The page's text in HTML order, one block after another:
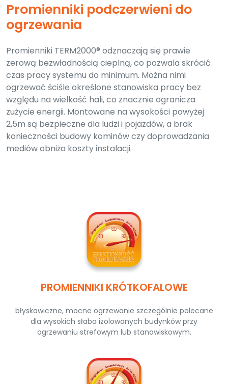
Promienniki podczerwieni do
ogrzewania
Promienniki TERM2000® odznaczają się prawie
zerową bezwładnością cieplną, co pozwala skrócić
czas pracy systemu do minimum. Można nimi
ogrzewać ściśle określone stanowiska pracy bez
względu na wielkość hali, co znacznie ogranicza
zużycie energii. Montowane na wysokości powyżej
2,5m są bezpieczne dla ludzi i pojazdów, a brak
konieczności budowy kominów czy doprowadzania
mediów obniża koszty instalacji.
PROMIENNIKI KRÓTKOFALOWE
błyskawiczne, mocne ogrzewanie szczególnie polecane
dla wysokich słabo izolowanych budynków przy
ogrzewaniu strefowym lub stanowiskowym.